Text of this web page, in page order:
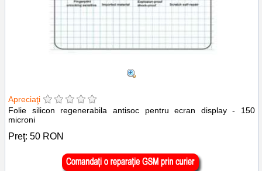
Apreciaţi
Folie silicon regenerabila antisoc pentru ecran display - 150
microni
Preţ: 50 RON